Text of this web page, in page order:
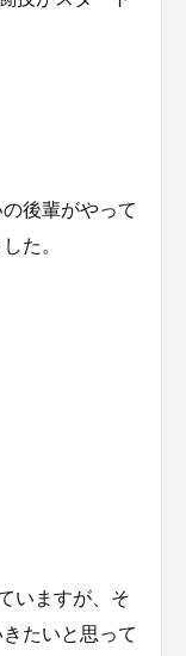
後輩がやって
た。
いますが、そ
たいと思って